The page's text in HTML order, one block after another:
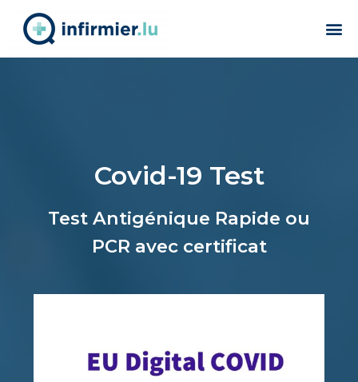
Covid-19 Test
Test Antigénique Rapide ou
PCR avec certificat